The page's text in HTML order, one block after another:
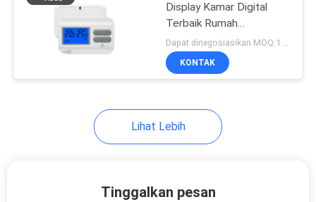
Pemanas gas
termostat
Fan Coil Thermostat
Display Kamar Digital
Terbaik Rumah
Termostat ABS Non
Programmable
KONTAK
Lihat Lebih
Tinggalkan pesan